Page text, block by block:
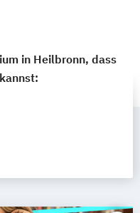
in Heilbronn, dass